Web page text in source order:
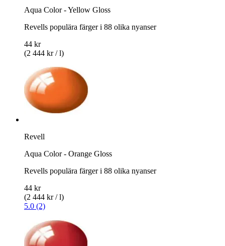
Aqua Color - Yellow Gloss
Revells populära färger i 88 olika nyanser
44 kr
(2 444 kr / l)
Revell
Aqua Color - Orange Gloss
Revells populära färger i 88 olika nyanser
44 kr
(2 444 kr / l)
5.0 (2)